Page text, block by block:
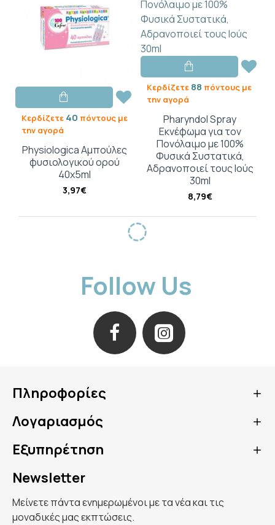
Κερδίζετε 40 πόντους με
την αγορά
Physiologica Αμπούλες
φυσιολογικού ορού
40x5ml
3,97€
Κερδίζετε 88 πόντους με
την αγορά
Pharyndol Spray
Εκνέφωμα για τον
Πονόλαιμο με 100%
Φυσικά Συστατικά,
Αδρανοποιεί τους Ιούς
30ml
8,79€
Follow Us
Πληροφορίες
Λογαριασμός
Εξυπηρέτηση
Newsletter
Μείνετε πάντα ενημερωμένοι με τα νέα και τις
μοναδικές μας εκπτώσεις.